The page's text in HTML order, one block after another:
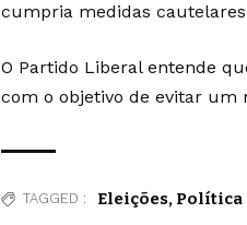
cumpria medidas
O Partido Liberal entende
com o objetivo de evitar um
TAGGED : Eleições, Política